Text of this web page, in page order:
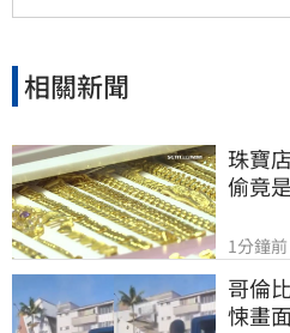
相關新聞
珠寶
偷竟
1分鐘前
哥倫
悚畫